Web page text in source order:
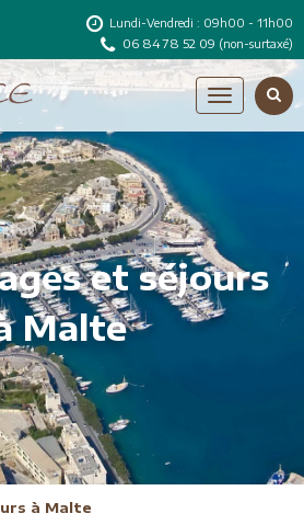
Lundi-Vendredi : 09h00 - 11h00
06 84 78 52 09 (non-surtaxé)
et séjours
Malte
à Malte